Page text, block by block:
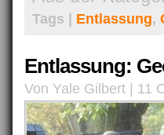
Tags | Entlassung,
Entlassung:
Von Yale Gilbert | 11